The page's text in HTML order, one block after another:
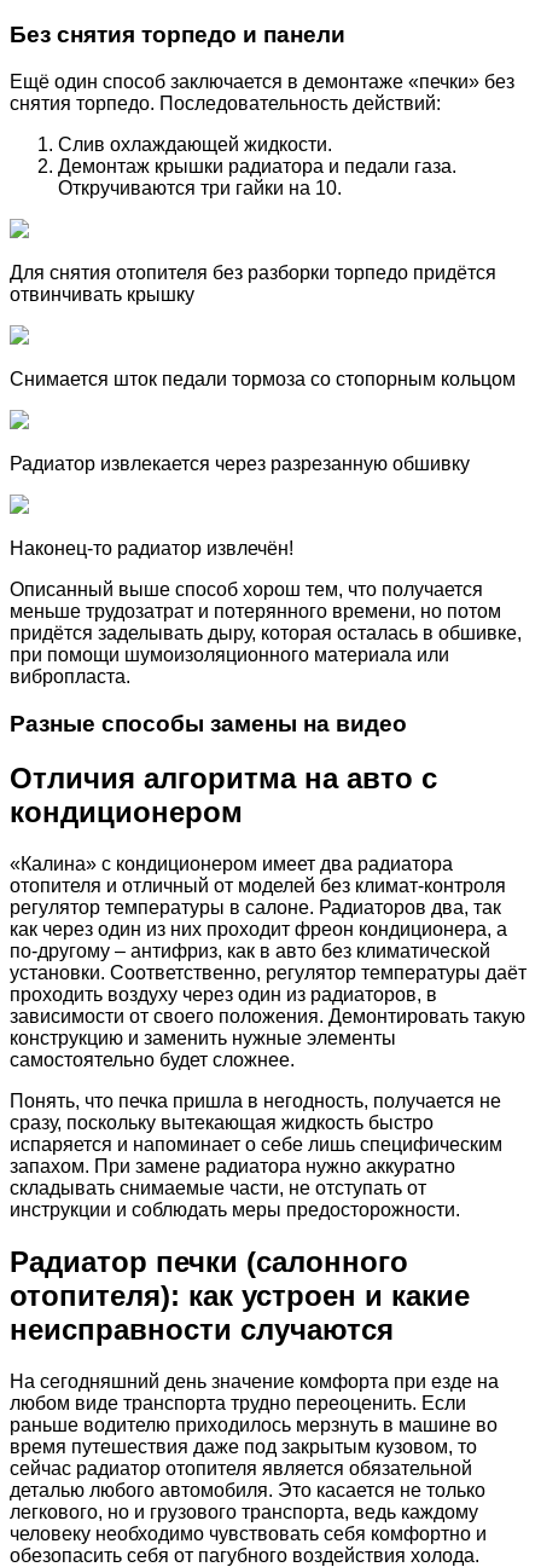
Без снятия торпедо и панели
Ещё один способ заключается в демонтаже «печки» без
снятия торпедо. Последовательность действий:
Слив охлаждающей жидкости.
Демонтаж крышки радиатора и педали газа.
Откручиваются три гайки на 10.
Для снятия отопителя без разборки торпедо придётся
отвинчивать крышку
Снимается шток педали тормоза со стопорным кольцом
Радиатор извлекается через разрезанную обшивку
Наконец-то радиатор извлечён!
Описанный выше способ хорош тем, что получается
меньше трудозатрат и потерянного времени, но потом
придётся заделывать дыру, которая осталась в обшивке,
при помощи шумоизоляционного материала или
вибропласта.
Разные способы замены на видео
Отличия алгоритма на авто с
кондиционером
«Калина» с кондиционером имеет два радиатора
отопителя и отличный от моделей без климат-контроля
регулятор температуры в салоне. Радиаторов два, так
как через один из них проходит фреон кондиционера, а
по-другому – антифриз, как в авто без климатической
установки. Соответственно, регулятор температуры даёт
проходить воздуху через один из радиаторов, в
зависимости от своего положения. Демонтировать такую
конструкцию и заменить нужные элементы
самостоятельно будет сложнее.
Понять, что печка пришла в негодность, получается не
сразу, поскольку вытекающая жидкость быстро
испаряется и напоминает о себе лишь специфическим
запахом. При замене радиатора нужно аккуратно
складывать снимаемые части, не отступать от
инструкции и соблюдать меры предосторожности.
Радиатор печки (салонного
отопителя): как устроен и какие
неисправности случаются
На сегодняшний день значение комфорта при езде на
любом виде транспорта трудно переоценить. Если
раньше водителю приходилось мерзнуть в машине во
время путешествия даже под закрытым кузовом, то
сейчас радиатор отопителя является обязательной
деталью любого автомобиля. Это касается не только
легкового, но и грузового транспорта, ведь каждому
человеку необходимо чувствовать себя комфортно и
обезопасить себя от пагубного воздействия холода.